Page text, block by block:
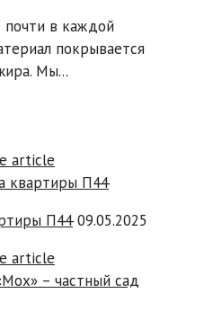
почти в каждой
покрывается
Мы...
П44 09.05.2025